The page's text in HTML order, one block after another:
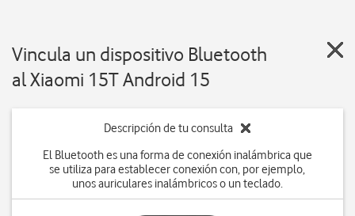
Vincula un dispositivo Bluetooth
al Xiaomi 15T Android 15
Descripción de tu consulta
El Bluetooth es una forma de conexión inalámbrica que
se utiliza para establecer conexión con, por ejemplo,
unos auriculares inalámbricos o un teclado.